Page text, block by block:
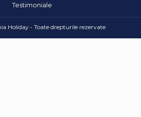
Testimoniale
Holiday - Toate drepturile rezervate